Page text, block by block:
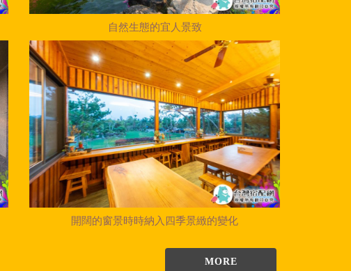
自然生態的宜人景致
開闊的窗景時時納入四季景緻的變化
MORE